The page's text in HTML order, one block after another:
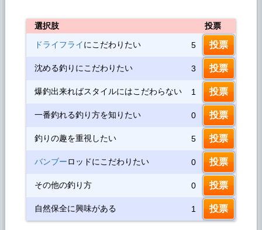
選択肢
投票
ドライフライにこだわりたい 5
沈める釣りにこだわりたい 3
爆釣出来ればスタイルにはこだわらない 1
一番釣れる釣り方を知りたい 0
釣りの趣を重視したい 5
バンブーロッドにこだわりたい 0
その他の釣り方 0
自然保全に興味がある 1